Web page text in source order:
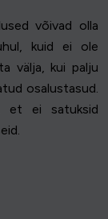
võivad olla
kuid ei ole
välja, kui palju
osalustasud.
et ei satuksid